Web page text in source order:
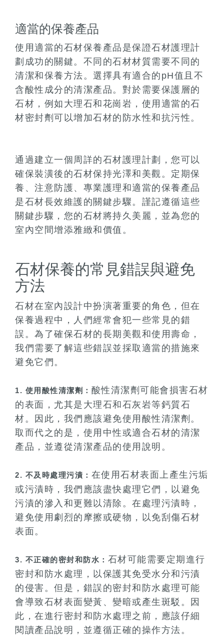
適當的保養產品
使用適當的石材保養產品是保證石材護理計
劃成功的關鍵。不同的石材材質需要不同的
清潔和保養方法。選擇具有適合的pH值且不
含酸性成分的清潔產品。對於需要保護層的
石材，例如大理石和花崗岩，使用適當的石
材密封劑可以增加石材的防水性和抗污性。
通過建立一個周詳的石材護理計劃，您可以
確保裝潢後的石材保持光澤和美觀。定期保
養、注意防護、專業護理和適當的保養產品
是石材長效維護的關鍵步驟。謹記遵循這些
關鍵步驟，您的石材將持久美麗，並為您的
室內空間增添雅緻和價值。
石材保養的常見錯誤與避免
方法
石材在室內設計中扮演著重要的角色，但在
保養過程中，人們經常會犯一些常見的錯
誤。為了確保石材的長期美觀和使用壽命，
我們需要了解這些錯誤並採取適當的措施來
避免它們。
1. 使用酸性清潔劑： 酸性清潔劑可能會損害石材
的表面，尤其是大理石和石灰岩等鈣質石
材。因此，我們應該避免使用酸性清潔劑。
取而代之的是，使用中性或適合石材的清潔
產品，並遵從清潔產品的使用說明。
2. 不及時處理污漬： 在使用石材表面上產生污垢
或污漬時，我們應該盡快處理它們，以避免
污漬的滲入和更難以清除。在處理污漬時，
避免使用劇烈的摩擦或硬物，以免刮傷石材
表面。
3. 不正確的密封和防水： 石材可能需要定期進行
密封和防水處理，以保護其免受水分和污漬
的侵害。但是，錯誤的密封和防水處理可能
會導致石材表面變黃、變暗或產生斑駁。因
此，在進行密封和防水處理之前，應該仔細
閱讀產品說明，並遵循正確的操作方法。